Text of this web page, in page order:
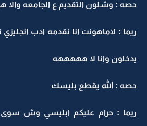
: وشلون التقديم ع الجامعه والا
: لاماهونت انا نقدمه ادب انجليزي
وانا لا هههههه
: الله يقطع بليسك
: حرام عليكم ابليسي وش سوى